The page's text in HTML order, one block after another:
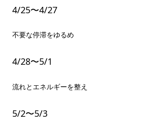
4/25〜4/27
不要な停滞をゆるめ
4/28〜5/1
流れとエネルギーを整え
5/2〜5/3